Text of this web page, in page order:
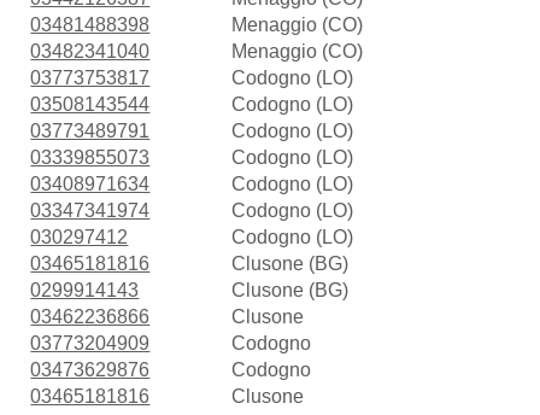
03481488398
Menaggio (CO)
03482341040
Menaggio (CO)
03773753817
Codogno (LO)
03508143544
Codogno (LO)
03773489791
Codogno (LO)
03339855073
Codogno (LO)
03408971634
Codogno (LO)
03347341974
Codogno (LO)
030297412
Codogno (LO)
03465181816
Clusone (BG)
0299914143
Clusone (BG)
03462236866
Clusone
03773204909
Codogno
03473629876
Codogno
03465181816
Clusone